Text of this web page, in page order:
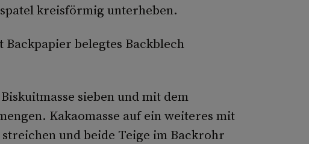
kreisförmig unterheben.
belegtes Backblech
sieben und mit dem
Kakaomasse auf ein weiteres mit
und beide Teige im Backrohr